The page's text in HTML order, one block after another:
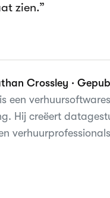
zien.”
Crossley ·
een
Hij creëert